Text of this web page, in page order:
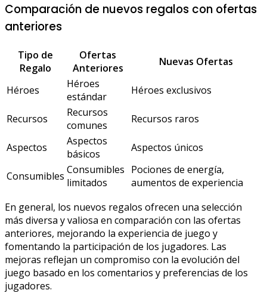
Comparación de nuevos regalos con ofertas
anteriores
Tipo de
Regalo
Ofertas
Anteriores
Nuevas Ofertas
Héroes
Héroes
estándar
Héroes exclusivos
Recursos
Recursos
comunes
Recursos raros
Aspectos
Aspectos
básicos
Aspectos únicos
Consumibles Consumibles
limitados
Pociones de energía,
aumentos de experiencia
En general, los nuevos regalos ofrecen una selección
más diversa y valiosa en comparación con las ofertas
anteriores, mejorando la experiencia de juego y
fomentando la participación de los jugadores. Las
mejoras reflejan un compromiso con la evolución del
juego basado en los comentarios y preferencias de los
jugadores.